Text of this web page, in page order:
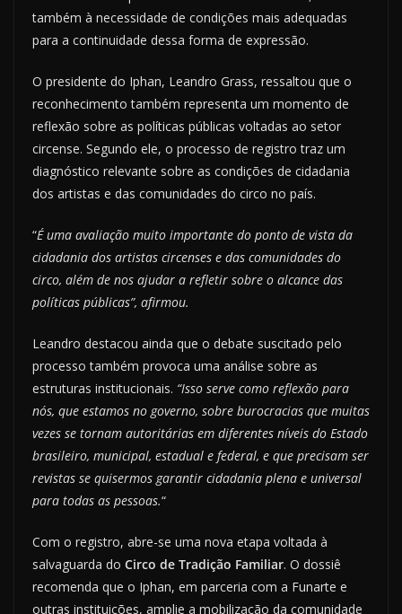
também à necessidade de condições mais adequadas
para a continuidade dessa forma de expressão.
O presidente do Iphan, Leandro Grass, ressaltou que o
reconhecimento também representa um momento de
reflexão sobre as políticas públicas voltadas ao setor
circense. Segundo ele, o processo de registro traz um
diagnóstico relevante sobre as condições de cidadania
dos artistas e das comunidades do circo no país.
“É uma avaliação muito importante do ponto de vista da
cidadania dos artistas circenses e das comunidades do
circo, além de nos ajudar a refletir sobre o alcance das
políticas públicas”, afirmou.
Leandro destacou ainda que o debate suscitado pelo
processo também provoca uma análise sobre as
estruturas institucionais. “Isso serve como reflexão para
nós, que estamos no governo, sobre burocracias que muitas
vezes se tornam autoritárias em diferentes níveis do Estado
brasileiro, municipal, estadual e federal, e que precisam ser
revistas se quisermos garantir cidadania plena e universal
para todas as pessoas.“
Com o registro, abre-se uma nova etapa voltada à
salvaguarda do Circo de Tradição Familiar. O dossiê
recomenda que o Iphan, em parceria com a Funarte e
outras instituições, amplie a mobilização da comunidade